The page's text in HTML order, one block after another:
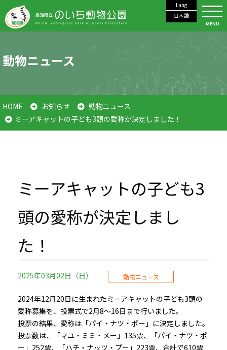
Lang
日本語
MENU
動物ニュース
HOME お知らせ
動物ニュース
ミーアキャットの子ども3頭の愛称が決定しました！
ミーアキャットの子ども3
頭の愛称が決定しまし
た！
2025年03月02日（日） 動物ニュース
2024年12月20日に生まれたミーアキャットの子ども3頭の
愛称募集を、投票式で2月8～16日まで行いました。
投票の結果、愛称は「パイ・ナツ・ポー」に決定しました。
投票数は、「マユ・ミミ・メー」135票、「パイ・ナツ・ポ
ー」252票、「ハチ・ナッツ・プー」223票、合計で610票